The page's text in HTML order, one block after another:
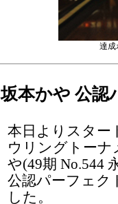
達成
坂本かや 公認
本日よりスター
ウリングトーナ
や(49期 No.544
公認パーフェク
した。